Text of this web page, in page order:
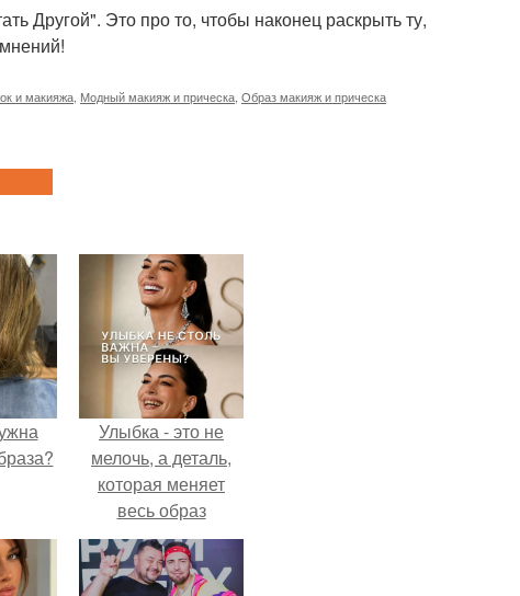
Другой". Это про то, чтобы наконец раскрыть ту,
и макияжа Модный макияж и прическа Образ макияж и прическа
Улыбка - это не
мелочь, а деталь,
которая меняет
весь образ
человека.